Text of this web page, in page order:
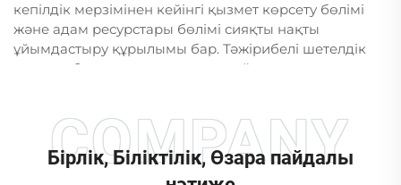
кепілдік мерзімінен кейінгі қызмет көрсету бөлімі
және адам ресурстары бөлімі сияқты нақты
ұйымдастыру құрылымы бар. Тәжірибелі шетелдік
сауда тобы жоғары сапалы онлайн қызмет көрсету
өзіміздің ішкі нарығымыздан бастап қалыптасуға
көмектесті.
2009 жыл маңызды бұрыштық нүкте болды.
Бірлік, Біліктілік, Өзара пайдалы